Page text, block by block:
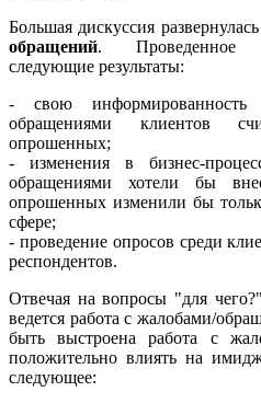
Большая дискуссия
обращений. Проведенное
следующие результаты:
- свою
обращениями клиентов
опрошенных;
- изменения в бизнес-
обращениями хотели бы
опрошенных изменили бы
сфере;
- проведение опросов среди
респондентов.
Отвечая на вопросы "для
ведется работа с жалобами/
быть выстроена работа с
положительно влиять на
следующее: